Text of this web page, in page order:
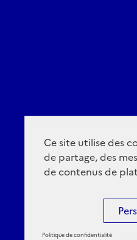
Ce site utilise des
de partage, des
de contenus de
Politique de confidentialité